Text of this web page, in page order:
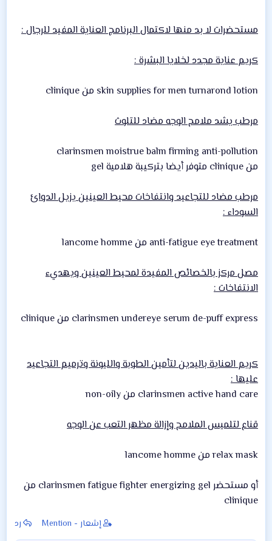
مستحضرات لا بد منها لاكتمال البرنامج العناية المفيد للرجال :
كريم عناية مجدد لخلايا البشرة :
skin supplies for men turnarond lotion من clinique
مرطب يشد ملامح الوجه مضاد للتلوث
clarinsmen moistrue balm firming anti-pollution
من clinique متوفر أيضا بتركيبة هلامية gel
مرطب مضاد للتجاعيد وانتفاخات محيط العينين يزيل الدوائ
السوداء :
anti-fatigue eye treatment من lancome homme
مصل مركز بالخصائص المفيدة لمحيط العينين ويهديء
الانتفاخات :
clarinsmen undereye serum de-puff express من clinique
كريم العناية باليدين لتأمين الطوبة والليونة وترميم التجاعيد
عليها :
clarinsmen active hand care من non-oily
قناع لتلميس الملامح وإزالة مظهر التعب عن الوجه
relax mask من lancome homme
أو مستحضر clarinsmen fatigue fighter energizing gel من
clinique
إشعار - Mention رد